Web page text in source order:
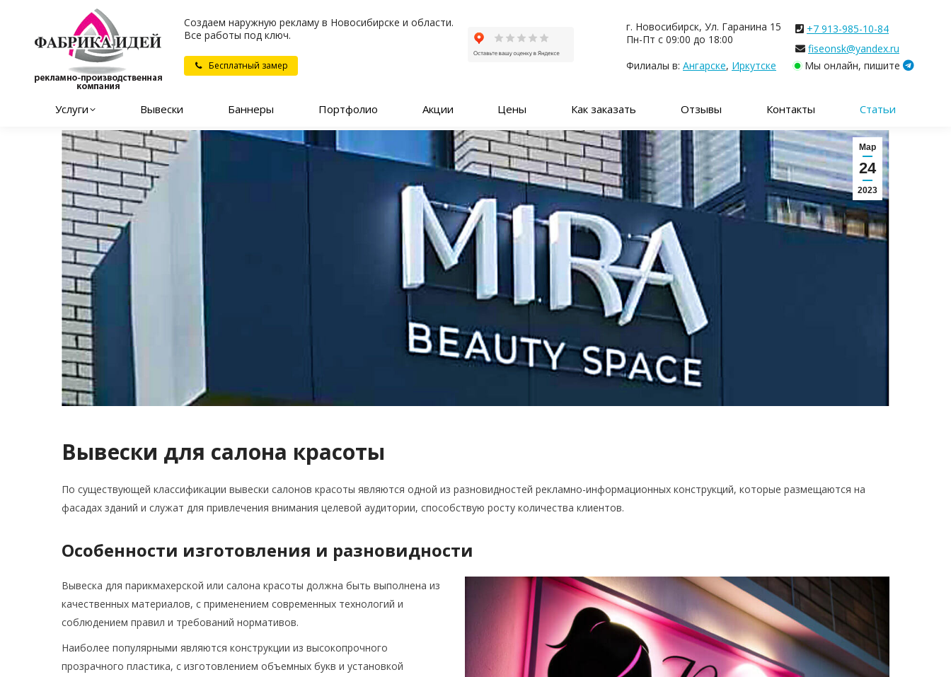
Создаем наружную рекламу в Новосибирске и области.
Все работы под ключ.
Бесплатный замер
г. Новосибирск, Ул. Гаранина 15
Пн-Пт с 09:00 до 18:00
Филиалы в: Ангарске, Иркутске
+7 913-985-10-84
fiseonsk@yandex.ru
Мы онлайн, пишите
Услуги Вывески Баннеры Портфолио Акции Цены Как заказать Отзывы Контакты Статьи
Мар
24
2023
Вывески для салона красоты
По существующей классификации вывески салонов красоты являются одной из разновидностей рекламно-информационных конструкций, которые размещаются на
фасадах зданий и служат для привлечения внимания целевой аудитории, способствую росту количества клиентов.
Особенности изготовления и разновидности
Вывеска для парикмахерской или салона красоты должна быть выполнена из
качественных материалов, с применением современных технологий и
соблюдением правил и требований нормативов.
Наиболее популярными являются конструкции из высокопрочного
прозрачного пластика, с изготовлением объемных букв и установкой